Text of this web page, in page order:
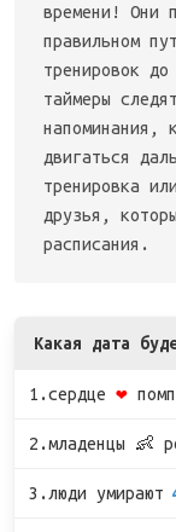
времени! Они
правильном
тренировок
таймеры
напоминания,
двигаться
тренировка
друзья,
расписания.
Какая дата
1.сердце ❤
2.младенцы 👶
3.люди умирают